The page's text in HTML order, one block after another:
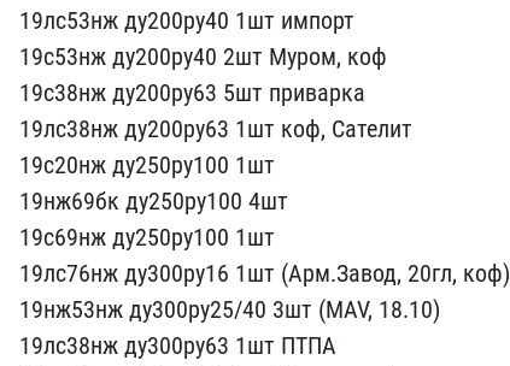
19лс53нж ду​200ру40 1шт импорт
19с53​нж ду200ру40 2шт Муром, ​коф
19с38нж ду200ру63 5ш​т приварка
19лс38нж ду20​0ру63 1шт коф, Сателит
1​9с20нж ду250ру100 1шт
19​нж69бк ду250ру100 4шт
19​с69нж ду250ру100 1шт
19л​с76нж ду300ру16 1шт (Арм​.Завод, 20гл, коф)
19нж5​3нж ду300ру25/40 3шт (MA​V, 18.10)
19лс38нж ду300​ру63 1шт ПТПА